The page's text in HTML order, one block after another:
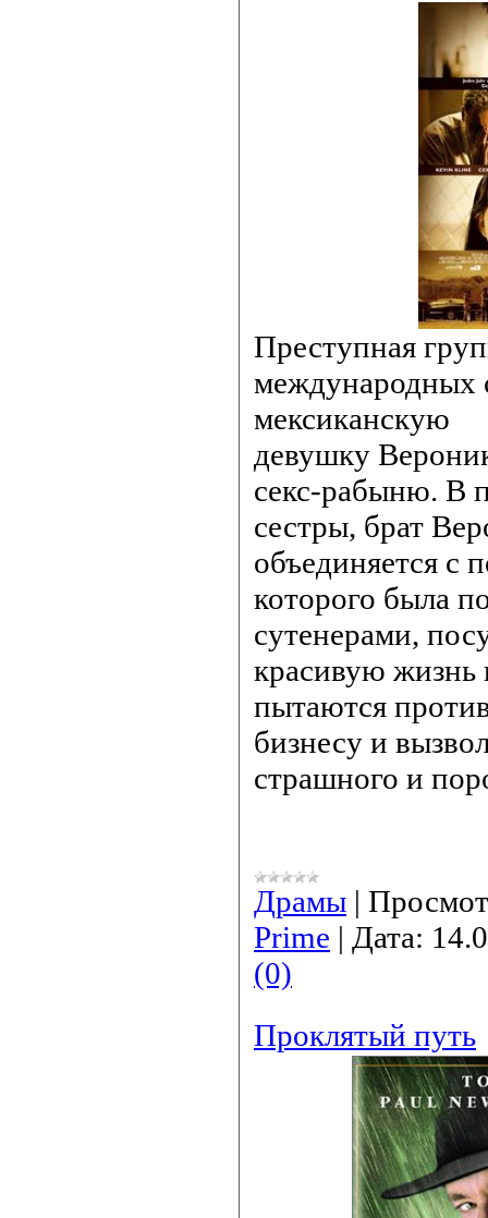
Преступная
международных
мексиканскую
девушку
секс-рабыню. В
сестры, брат
объединяется с
которого была
сутенерами,
красивую жизнь
пытаются
бизнесу и
страшного и
Драмы |
Prime | Дата:
(0)
Проклятый путь